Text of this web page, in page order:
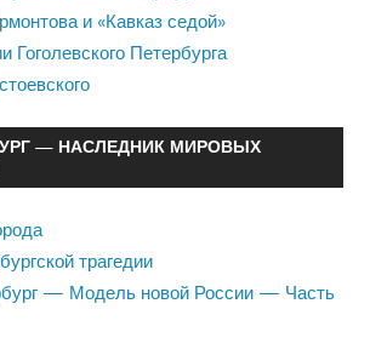
и «Кавказ седой»
Гоголевского Петербурга
— НАСЛЕДНИК МИРОВЫХ
трагедии
— Модель новой России — Часть